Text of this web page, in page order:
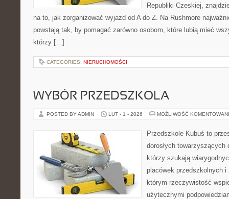
Republiki Czeskiej,
na to, jak zorganizować wyjazd od A do Z. Na Rushmore
powstają tak, by pomagać zarówno osobom, które lubią mieć
którzy […]
CATEGORIES: NIERUCHOMOŚCI
WYBÓR PRZEDSZKOLA
POSTED BY ADMIN LUT - 1 - 2026 MOŻLIWOŚĆ
Przedszkole Kubuś to
dorosłych
którzy szukają
placówek przedszkolnych i
którym rzeczywistość
użytecznymi